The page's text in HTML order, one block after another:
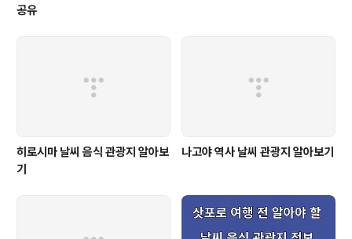
공유
히로시마 날씨 음식 관광지 알아보
기
나고야 역사 날씨 관광지 알아보기